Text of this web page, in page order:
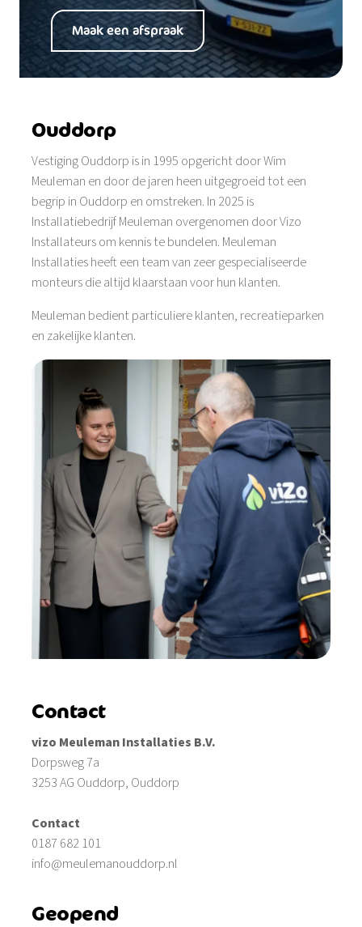
Maak een afspraak
Ouddorp
Vestiging Ouddorp is in 1995 opgericht door Wim
Meuleman en door de jaren heen uitgegroeid tot een
begrip in Ouddorp en omstreken. In 2025 is
Installatiebedrijf Meuleman overgenomen door Vizo
Installateurs om kennis te bundelen. Meuleman
Installaties heeft een team van zeer gespecialiseerde
monteurs die altijd klaarstaan voor hun klanten.
Meuleman bedient particuliere klanten, recreatieparken
en zakelijke klanten.
Contact
vizo Meuleman Installaties B.V.
Dorpsweg 7a
3253 AG Ouddorp, Ouddorp
Contact
0187 682 101
info@meulemanouddorp.nl
Geopend